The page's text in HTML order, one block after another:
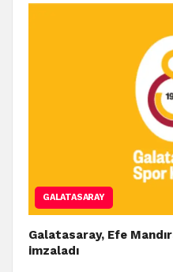
GALATASARAY
Galatasaray, Efe
imzaladı